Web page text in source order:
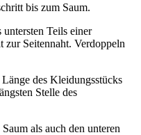
bis zum Saum.
untersten Teils einer
Seitennaht. Verdoppeln
des Kleidungsstücks
Stelle des
als auch den unteren